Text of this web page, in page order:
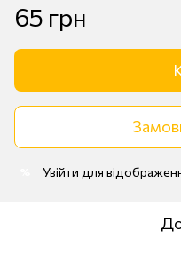
65 грн
Увійти для